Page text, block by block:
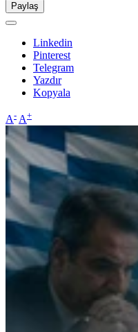
Paylaş
Linkedin
Pinterest
Telegram
Yazdır
Kopyala
A- A+